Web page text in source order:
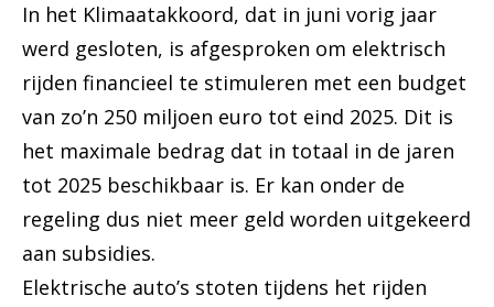
In het Klimaatakkoord, dat in juni vorig jaar
werd gesloten, is afgesproken om elektrisch
rijden financieel te stimuleren met een budget
van zo’n 250 miljoen euro tot eind 2025. Dit is
het maximale bedrag dat in totaal in de jaren
tot 2025 beschikbaar is. Er kan onder de
regeling dus niet meer geld worden uitgekeerd
aan subsidies.
Elektrische auto’s stoten tijdens het rijden